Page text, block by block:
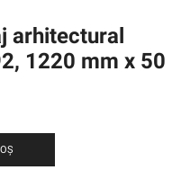
arhitectural
1220 mm x 50